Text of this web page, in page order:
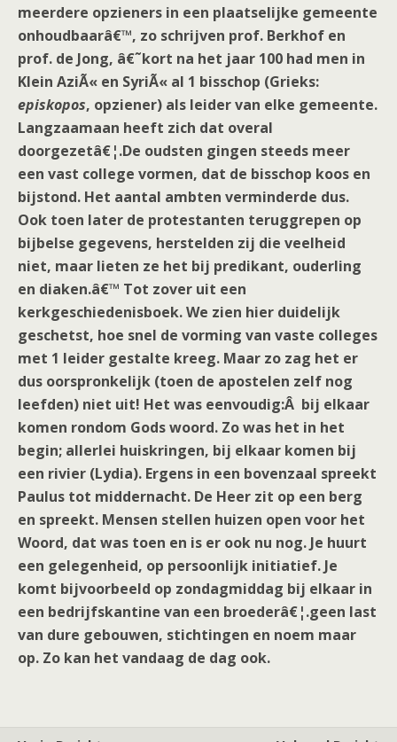
meerdere opzieners in een plaatselijke gemeente
onhoudbaarâ€™, zo schrijven prof. Berkhof en
prof. de Jong, â€˜kort na het jaar 100 had men in
Klein AziÃ« en SyriÃ« al 1 bisschop (Grieks:
episkopos, opziener) als leider van elke gemeente.
Langzaamaan heeft zich dat overal
doorgezetâ€¦.De oudsten gingen steeds meer
een vast college vormen, dat de bisschop koos en
bijstond. Het aantal ambten verminderde dus.
Ook toen later de protestanten teruggrepen op
bijbelse gegevens, herstelden zij die veelheid
niet, maar lieten ze het bij predikant, ouderling
en diaken.â€™ Tot zover uit een
kerkgeschiedenisboek. We zien hier duidelijk
geschetst, hoe snel de vorming van vaste colleges
met 1 leider gestalte kreeg. Maar zo zag het er
dus oorspronkelijk (toen de apostelen zelf nog
leefden) niet uit! Het was eenvoudig:Â bij elkaar
komen rondom Gods woord. Zo was het in het
begin; allerlei huiskringen, bij elkaar komen bij
een rivier (Lydia). Ergens in een bovenzaal spreekt
Paulus tot middernacht. De Heer zit op een berg
en spreekt. Mensen stellen huizen open voor het
Woord, dat was toen en is er ook nu nog. Je huurt
een gelegenheid, op persoonlijk initiatief. Je
komt bijvoorbeeld op zondagmiddag bij elkaar in
een bedrijfskantine van een broederâ€¦.geen last
van dure gebouwen, stichtingen en noem maar
op. Zo kan het vandaag de dag ook.